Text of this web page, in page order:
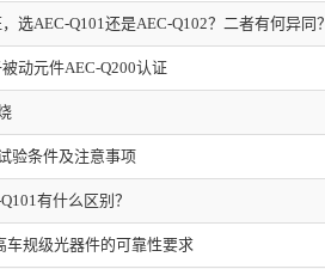
选AEC-Q101还是AEC-Q102？二者有何异同？
动元件AEC-Q200认证
验条件及注意事项
有什么区别？
车规级光器件的可靠性要求